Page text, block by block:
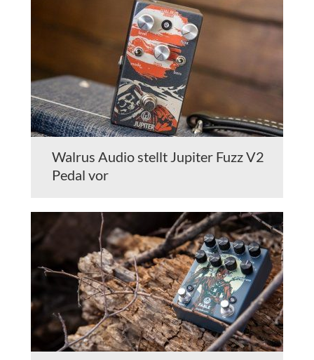
Walrus Audio stellt Jupiter Fuzz V2
Pedal vor